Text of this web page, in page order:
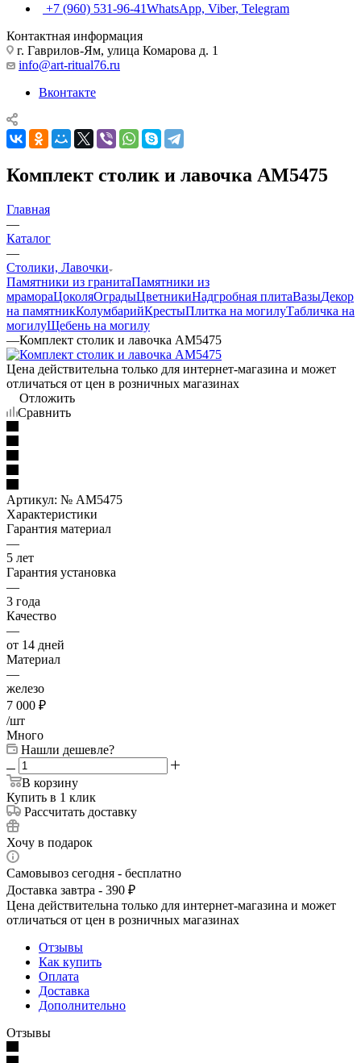
+7 (960) 531-96-41WhatsApp, Viber, Telegram
Контактная информация
г. Гаврилов-Ям, улица Комарова д. 1
info@art-ritual76.ru
Вконтакте
Комплект столик и лавочка АМ5475
Главная
—
Каталог
—
Столики, Лавочки
Памятники из гранитаПамятники из
мрамораЦоколяОградыЦветникиНадгробная плитаВазыДекор
на памятникКолумбарийКрестыПлитка на могилуТабличка на
могилуЩебень на могилу
—Комплект столик и лавочка АМ5475
Цена действительна только для интернет-магазина и может
отличаться от цен в розничных магазинах
Отложить
Сравнить
Артикул: № AM5475
Характеристики
Гарантия материал
—
5 лет
Гарантия установка
—
3 года
Качество
—
от 14 дней
Материал
—
железо
7 000 ₽
/шт
Много
Нашли дешевле?
В корзину
Купить в 1 клик
Рассчитать доставку
Хочу в подарок
Самовывоз сегодня - бесплатно
Доставка завтра - 390 ₽
Цена действительна только для интернет-магазина и может
отличаться от цен в розничных магазинах
Отзывы
Как купить
Оплата
Доставка
Дополнительно
Отзывы